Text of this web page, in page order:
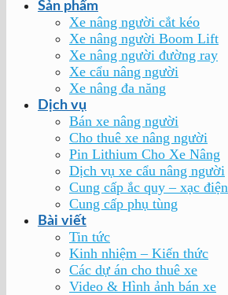
Sản phẩm
Xe nâng người cắt kéo
Xe nâng người Boom Lift
Xe nâng người đường ray
Xe cẩu nâng người
Xe nâng đa năng
Dịch vụ
Bán xe nâng người
Cho thuê xe nâng người
Pin Lithium Cho Xe Nâng
Dịch vụ xe cẩu nâng người
Cung cấp ắc quy – xạc điện
Cung cấp phụ tùng
Bài viết
Tin tức
Kinh nhiệm – Kiến thức
Các dự án cho thuê xe
Video & Hình ảnh bán xe